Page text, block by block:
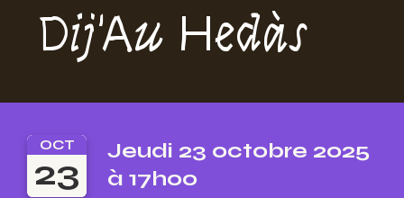
Dij'Au Hedàs
OCT
23
Jeudi 23 octobre 2025
à 17h00